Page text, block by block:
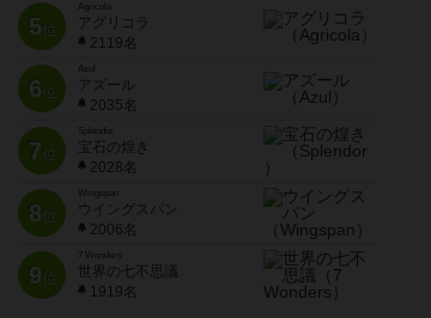
5位
Agricola
アグリコラ
2119名
6位
Azul
アズール
2035名
7位
宝石の煌き
2028名
8位
Wingspan
ウイングスパン
2006名
9位
7 Wonders
世界の七不思議
1919名